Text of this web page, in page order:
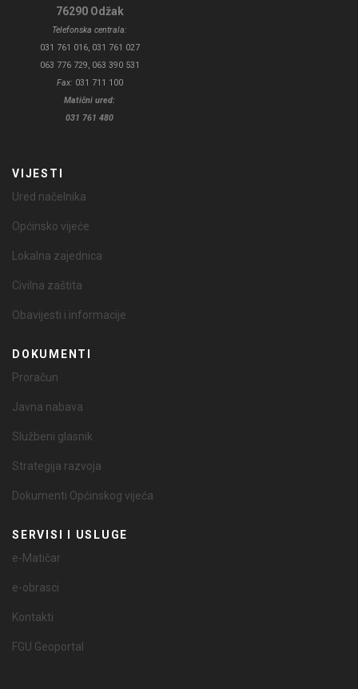
76290 Odžak
Telefonska centrala:
031 761 016, 031 761 027
063 776 729, 063 390 531
Fax: 031 711 100
Matični ured:
031 761 480
VIJESTI
Ured načelnika
Općinsko vijeće
Lokalna zajednica
Civilna zaštita
Obavijesti i informacije
DOKUMENTI
Proračun
Javna nabava
Službeni glasnik
Strategija razvoja
Dokumenti Općinskog vijeća
SERVISI I USLUGE
e-Matičar
e-obrasci
Kontakti
FGU Geoportal